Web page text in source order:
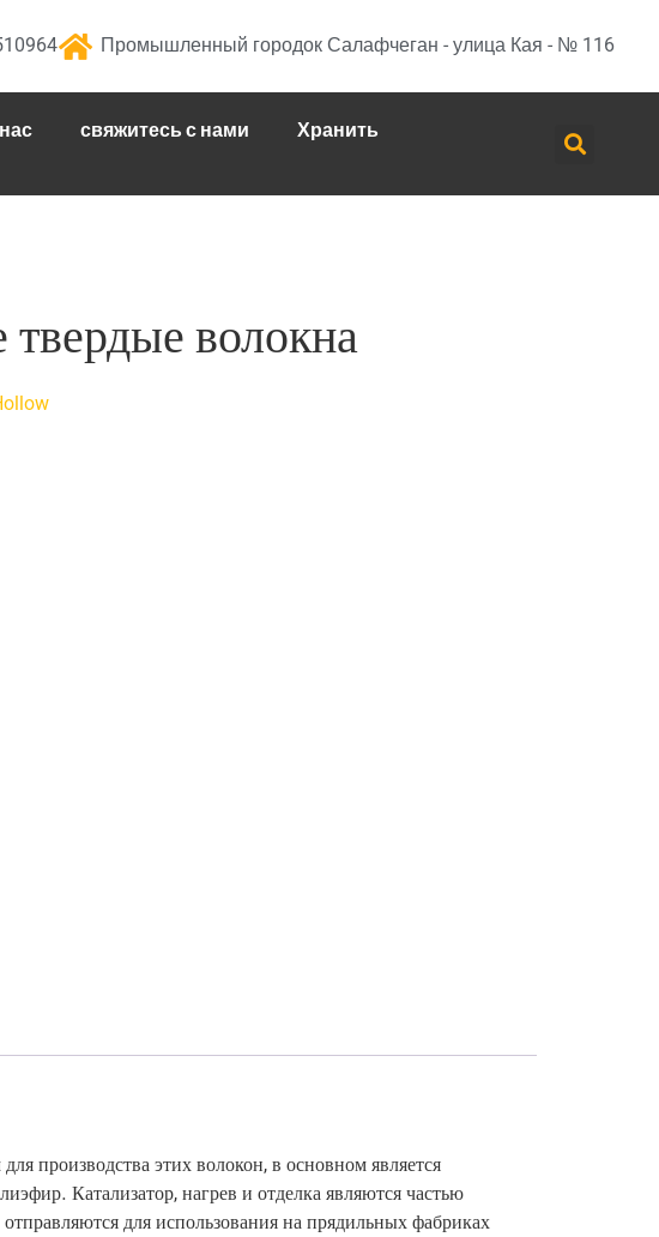
Промышленный городок Салафчеган - улица Кая - № 116
свяжитесь с нами Хранить
волокна
производства этих волокон, в основном является
Катализатор, нагрев и отделка являются частью
для использования на прядильных фабриках.